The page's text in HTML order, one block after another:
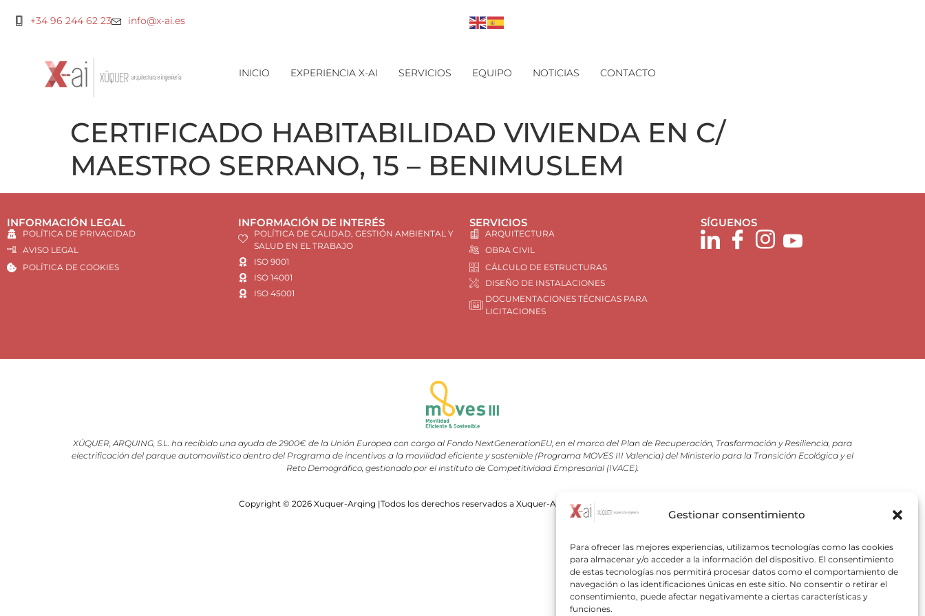
Gestionar consentimiento
Para ofrecer las mejores experiencias, utilizamos tecnologías como las cookies
para almacenar y/o acceder a la información del dispositivo. El consentimiento
de estas tecnologías nos permitirá procesar datos como el comportamiento de
navegación o las identificaciones únicas en este sitio. No consentir o retirar el
consentimiento, puede afectar negativamente a ciertas características y
funciones.
+34 96 244 62 23 info@x-ai.es
INICIO EXPERIENCIA X-AI SERVICIOS EQUIPO NOTICIAS CONTACTO
CERTIFICADO HABITABILIDAD VIVIENDA EN C/
MAESTRO SERRANO, 15 – BENIMUSLEM
INFORMACIÓN LEGAL
POLÍTICA DE PRIVACIDAD
AVISO LEGAL
POLÍTICA DE COOKIES
INFORMACIÓN DE INTERÉS
POLÍTICA DE CALIDAD, GESTIÓN AMBIENTAL Y
SALUD EN EL TRABAJO
ISO 9001
ISO 14001
ISO 45001
SERVICIOS
ARQUITECTURA
OBRA CIVIL
CÁLCULO DE ESTRUCTURAS
DISEÑO DE INSTALACIONES
DOCUMENTACIONES TÉCNICAS PARA
LICITACIONES
SÍGUENOS
XÚQUER, ARQUING, S.L. ha recibido una ayuda de 2900€ de la Unión Europea con cargo al Fondo NextGenerationEU, en el marco del Plan de Recuperación, Trasformación y Resiliencia, para
electrificación del parque automovilístico dentro del Programa de incentivos a la movilidad eficiente y sostenible (Programa MOVES III Valencia) del Ministerio para la Transición Ecológica y el
Reto Demográfico, gestionado por el instituto de Competitividad Empresarial (IVACE).
Copyright © 2026 Xuquer-Arqing |Todos los derechos reservados a Xuquer-Arqing y sus respectivos autores.